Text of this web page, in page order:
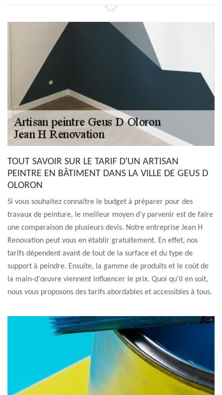
TOUT SAVOIR SUR LE TARIF D'UN ARTISAN
PEINTRE EN BÂTIMENT DANS LA VILLE DE GEUS D
OLORON
Si vous souhaitez connaître le budget à préparer pour des
travaux de peinture, le meilleur moyen d'y parvenir est de faire
une comparaison de plusieurs devis. Notre entreprise Jean H
Renovation peut vous en établir gratuitement. En effet, nos
tarifs dépendent avant de tout de la surface et du type de
support à peindre. Ensuite, la gamme de produits et le coût de
la main-d'œuvre viennent influencer le prix. Quoi qu'il en soit,
nous vous proposons des tarifs abordables et accessibles à tous.